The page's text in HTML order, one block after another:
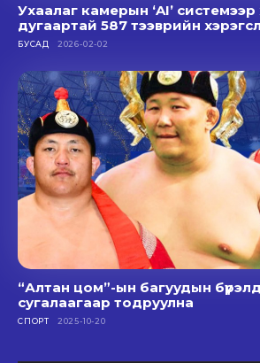
Ухаалаг камерын ‘AI’
дугаартай 587 тээврийн
БУСАД 2026-02-02
“Алтан цом”-ын багуудын
сугалаагаар тодруулна
СПОРТ 2025-10-20